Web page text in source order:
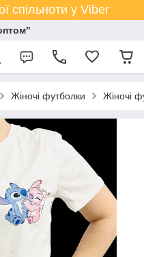
спільноти у Viber
Жіночі футболки Жіночі